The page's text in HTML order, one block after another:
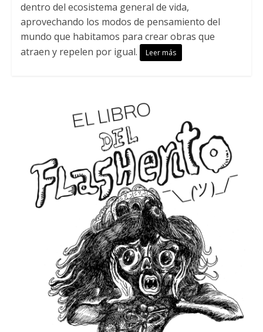
dentro del ecosistema general de vida,
aprovechando los modos de pensamiento del
mundo que habitamos para crear obras que
atraen y repelen por igual.
Leer más